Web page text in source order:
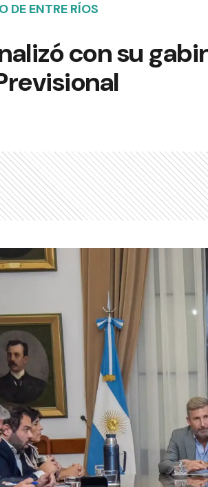
DE ENTRE RÍOS
con su